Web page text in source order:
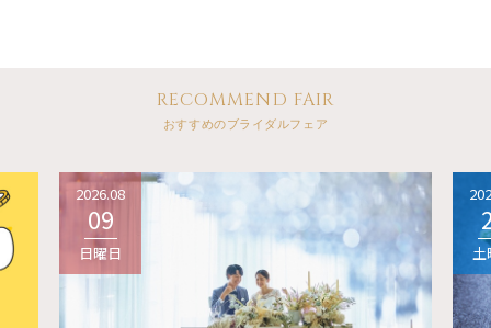
RECOMMEND FAIR
おすすめのブライダルフェア
2026.08
09
日曜日 土